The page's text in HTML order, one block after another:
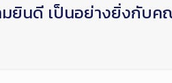
ยินดี เป็นอย่างยิ่งกับคณ